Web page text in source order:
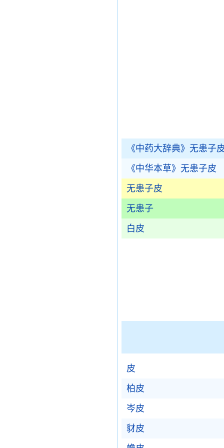
《中药大辞典》无患子
《中华本草》无患子皮
无患子皮
无患子
白皮
皮
柏皮
岑皮
豺皮